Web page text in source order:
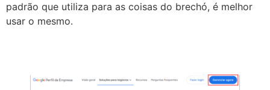
padrão que utiliza para as coisas do brechó, é melhor
usar o mesmo.